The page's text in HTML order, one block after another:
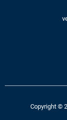
Copyright ©